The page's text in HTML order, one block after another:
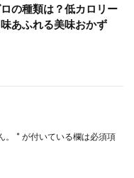
の種類は？低カロリー
あふれる美味おかず
。 * が付いている欄は必須項